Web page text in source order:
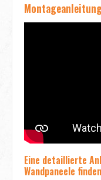
Eine detaillierte
Wandpaneele